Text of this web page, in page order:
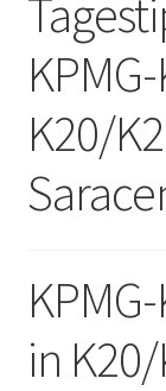
Leinwände
Zeichnen/
Linoldruck
K20/
in